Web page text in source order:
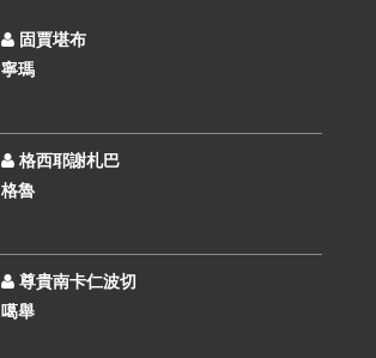
固賈堪布
寧瑪
格西耶謝札巴
格魯
尊貴南卡仁波切
噶舉